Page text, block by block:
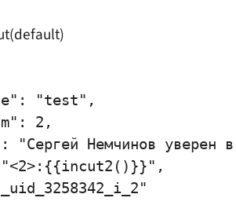
"test",
2,
"Сергей Немчинов уверен